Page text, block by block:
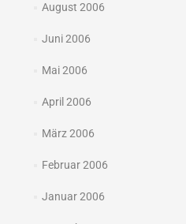
August 2006
Juni 2006
Mai 2006
April 2006
März 2006
Februar 2006
Januar 2006